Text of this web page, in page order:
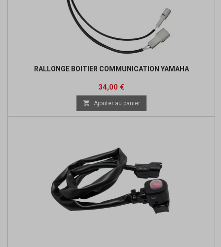
RALLONGE BOITIER COMMUNICATION YAMAHA
Prix
34,00 €
 Ajouter au panier